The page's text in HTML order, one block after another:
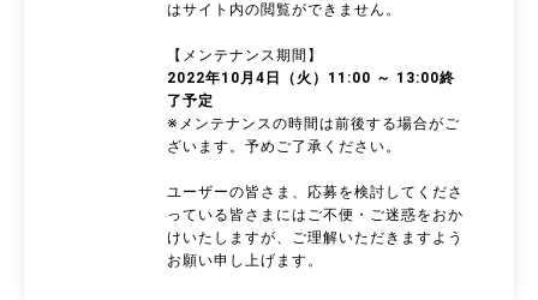
はサイト内の閲覧ができません。
【メンテナンス期間】
2022年10月4日（火）11:00 ～ 13:00終
了予定
※メンテナンスの時間は前後する場合がご
ざいます。予めご了承ください。
ユーザーの皆さま、応募を検討してくださ
っている皆さまにはご不便・ご迷惑をおか
けいたしますが、ご理解いただきますよう
お願い申し上げます。